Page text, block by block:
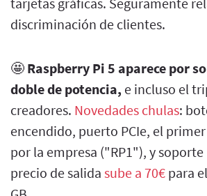
discriminación de clientes.
🤩 Raspberry Pi 5 aparece por
doble de potencia, e incluso el
creadores. Novedades chulas:
encendido, puerto PCIe, el
por la empresa ("RP1"), y
precio de salida sube a 70€ para